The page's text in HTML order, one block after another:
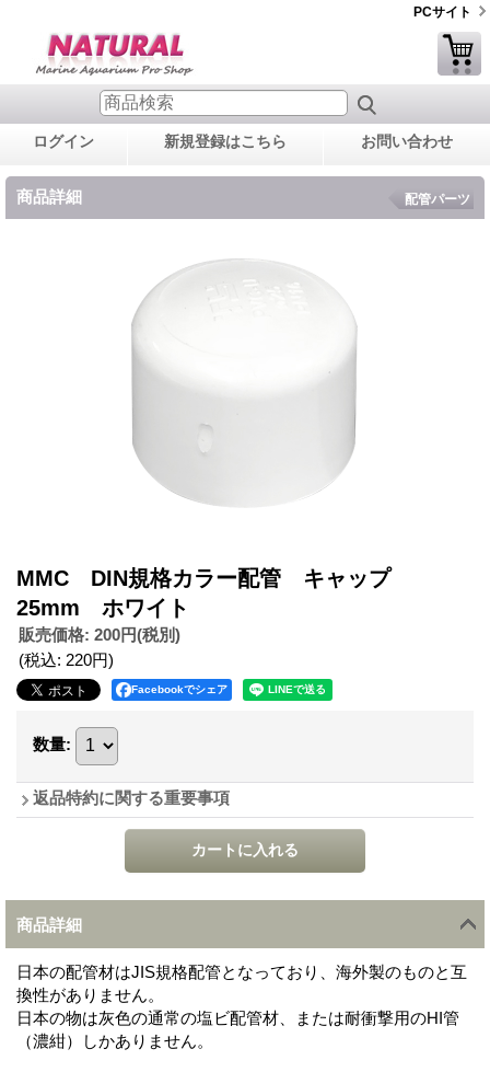
PCサイト
ログイン 新規登録はこちら お問い合わせ
商品詳細 配管パーツ
MMC DIN規格カラー配管 キャップ
25mm ホワイト
販売価格: 200円(税別)
(税込: 220円)
Facebookでシェア
数量:
返品特約に関する重要事項
商品詳細
日本の配管材はJIS規格配管となっており、海外製のものと互
換性がありません。
日本の物は灰色の通常の塩ビ配管材、または耐衝撃用のHI管
（濃紺）しかありません。